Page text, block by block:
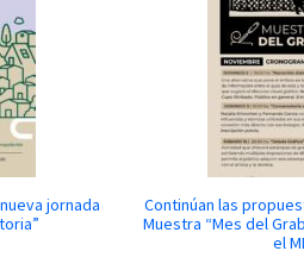
jornada
Continúan las
Muestra “Mes del
el